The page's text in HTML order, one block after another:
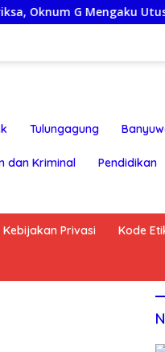
Utusan Kadis
Tulungagung
dan Kriminal Pendidikan
Kebijakan Privasi Kode